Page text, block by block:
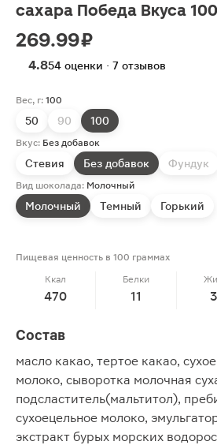
сахара Победа Вкуса
269.99 ₽
4.854 оценки · 7 отзывов
Вес, г: 100
50 90 100
Вкус: Без добавок
Стевия Без добавок Фундук
Вид шоколада: Молочный
Молочный Темный Горький
Пищевая ценность в 100 граммах
Ккал
470
Белки
11
Состав
масло какао, тертое какао,
молоко, сыворотка молочная
подсластитель(мальтитол),
сухоецельное молоко,
экстракт бурых морских